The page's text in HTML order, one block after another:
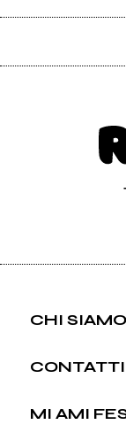
CHI SIAMO
CONTATTI
MI AMI